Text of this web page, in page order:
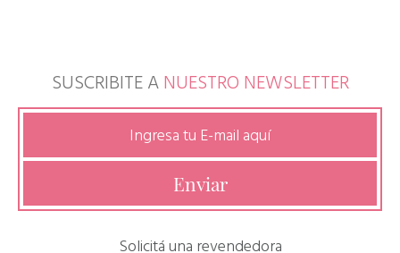
SUSCRIBITE ANUESTRO NEWSLETTER
Solicitá una revendedora